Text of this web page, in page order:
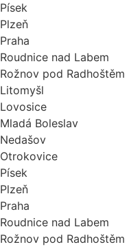
Písek
Plzeň
Praha
Roudnice nad Labem
Rožnov pod Radhoštěm
Litomyšl
Lovosice
Mladá Boleslav
Nedašov
Otrokovice
Písek
Plzeň
Praha
Roudnice nad Labem
Rožnov pod Radhoštěm